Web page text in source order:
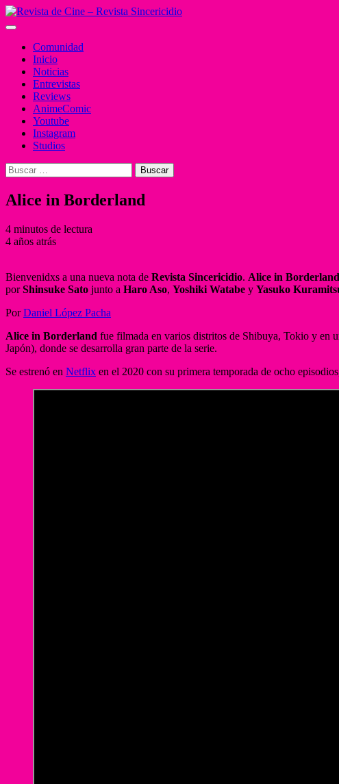
Saltar
al
Menú
principalComunidad
Inicio
Noticias
Entrevistas
Reviews
AnimeComic
Youtube
Instagram
Studios
Buscar:
Alice in Borderland
4 minutos de lectura
4 años atrás
Bienvenidxs a una nueva nota de Revista Sincericidio. Alice in Borderland
porShinsuke Sato junto a Haro Aso, Yoshiki Watabe y Yasuko
PorDaniel López Pacha
Alice in Borderland fue filmada en varios distritos de Shibuya, Tokio y en
Japón), donde se desarrolla gran parte de la serie.
Se estrenó en Netflix en el 2020 con su primera temporada de ocho